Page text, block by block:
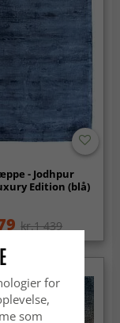
- Jodhpur
Edition (blå)
kr.1 439
for
som